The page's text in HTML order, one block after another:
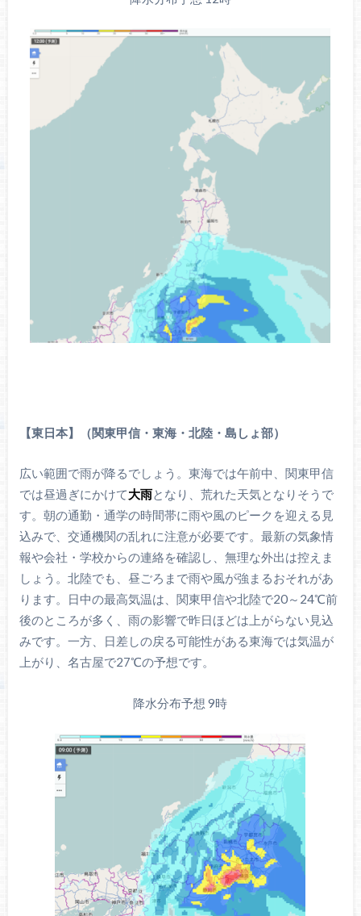
【東日本】（関東甲信・東海・北陸・島しょ部）
広い範囲で雨が降るでしょう。東海では午前中、関東甲信
では昼過ぎにかけて大雨となり、荒れた天気となりそうで
す。朝の通勤・通学の時間帯に雨や風のピークを迎える見
込みで、交通機関の乱れに注意が必要です。最新の気象情
報や会社・学校からの連絡を確認し、無理な外出は控えま
しょう。北陸でも、昼ごろまで雨や風が強まるおそれがあ
ります。日中の最高気温は、関東甲信や北陸で20～24℃前
後のところが多く、雨の影響で昨日ほどは上がらない見込
みです。一方、日差しの戻る可能性がある東海では気温が
上がり、名古屋で27℃の予想です。
降水分布予想 9時